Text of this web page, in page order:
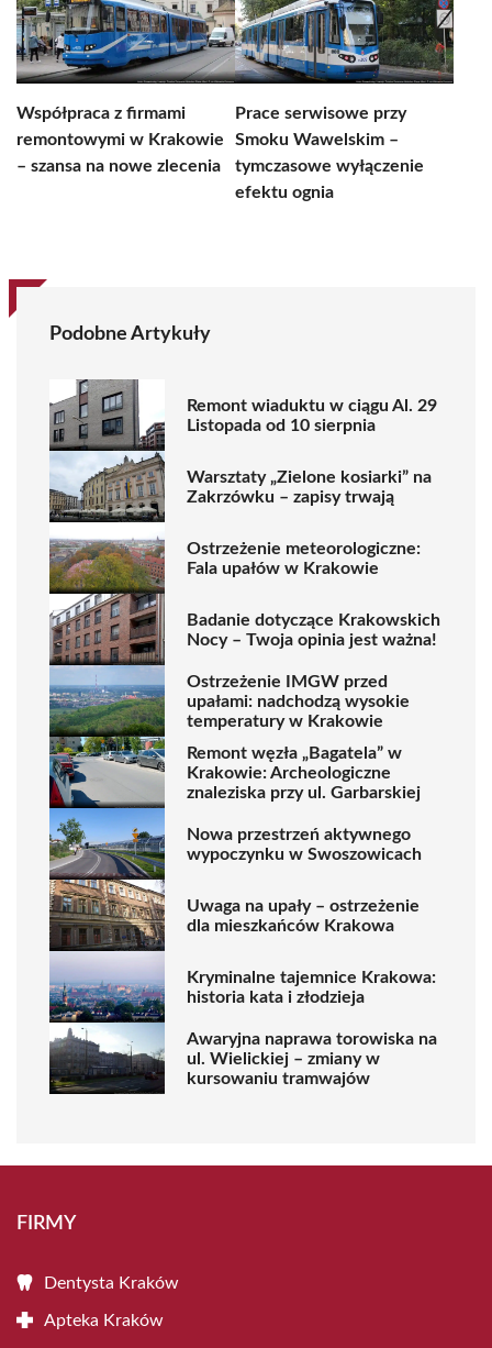
Współpraca z firmami
remontowymi w Krakowie
– szansa na nowe zlecenia
Prace serwisowe przy
Smoku Wawelskim –
tymczasowe wyłączenie
efektu ognia
Podobne Artykuły
Remont wiaduktu w ciągu Al. 29
Listopada od 10 sierpnia
Warsztaty „Zielone kosiarki” na
Zakrzówku – zapisy trwają
Ostrzeżenie meteorologiczne:
Fala upałów w Krakowie
Badanie dotyczące Krakowskich
Nocy – Twoja opinia jest ważna!
Ostrzeżenie IMGW przed
upałami: nadchodzą wysokie
temperatury w Krakowie
Remont węzła „Bagatela” w
Krakowie: Archeologiczne
znaleziska przy ul. Garbarskiej
Nowa przestrzeń aktywnego
wypoczynku w Swoszowicach
Uwaga na upały – ostrzeżenie
dla mieszkańców Krakowa
Kryminalne tajemnice Krakowa:
historia kata i złodzieja
Awaryjna naprawa torowiska na
ul. Wielickiej – zmiany w
kursowaniu tramwajów
FIRMY
Dentysta Kraków
Apteka Kraków